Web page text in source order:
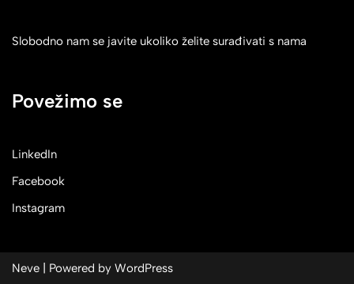
Slobodno nam se javite ukoliko želite surađivati s nama
Povežimo se
LinkedIn
Facebook
Instagram
Neve | Powered by WordPress